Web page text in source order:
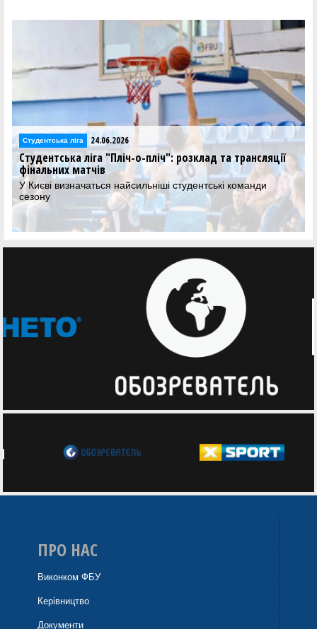
Студентська ліга 24.06.2026
Студентська ліга "Пліч-о-пліч": розклад та трансляції
фінальних матчів
У Києві визначаться найсильніші студентські команди
сезону
ПРО НАС
Виконком ФБУ
Керівництво
Документи